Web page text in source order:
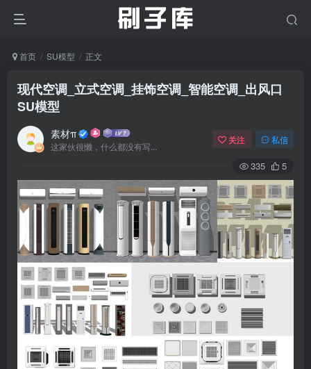
首页 SU模型 正文
现代空调_立式空调_挂饰空调_智能空调_出风口
SU模型
素材π
这家伙很懒，什么都没有写...
关注 私信
335 5